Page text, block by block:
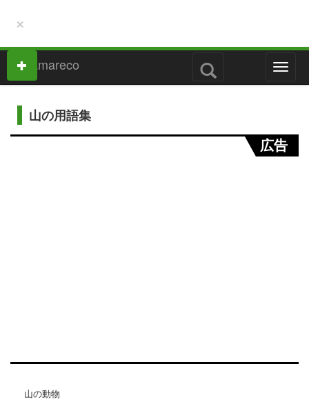
×
M
e
山の用語集
広告
山の動物